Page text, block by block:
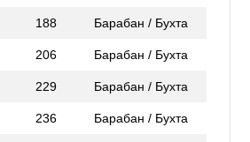
188 Барабан / Бухта
206 Барабан / Бухта
229 Барабан / Бухта
236 Барабан / Бухта